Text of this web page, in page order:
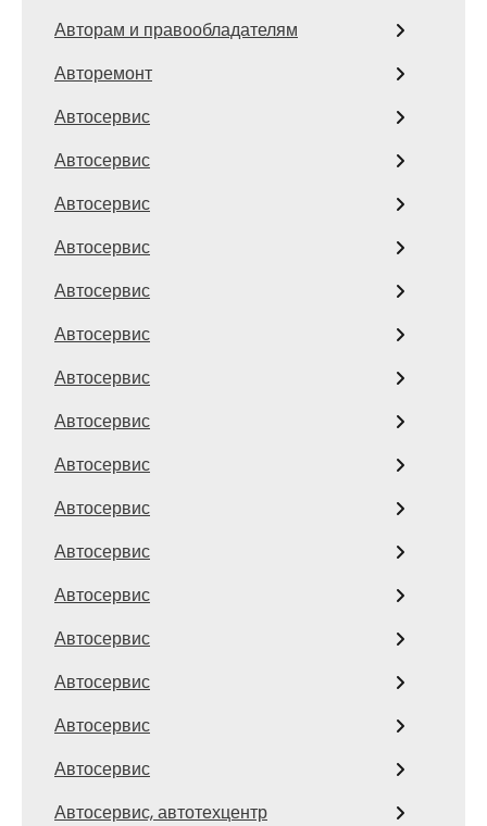
Авторам и правообладателям
Авторемонт
Автосервис
Автосервис
Автосервис
Автосервис
Автосервис
Автосервис
Автосервис
Автосервис
Автосервис
Автосервис
Автосервис
Автосервис
Автосервис
Автосервис
Автосервис
Автосервис
Автосервис, автотехцентр